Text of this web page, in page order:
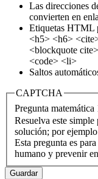
Las direcciones
convierten en
Etiquetas HTML
<h5> <h6>
<blockquote
<code> <li>
Saltos
CAPTCHA
Pregunta matemática
Resuelva este
solución; por
Esta pregunta es
humano y prevenir